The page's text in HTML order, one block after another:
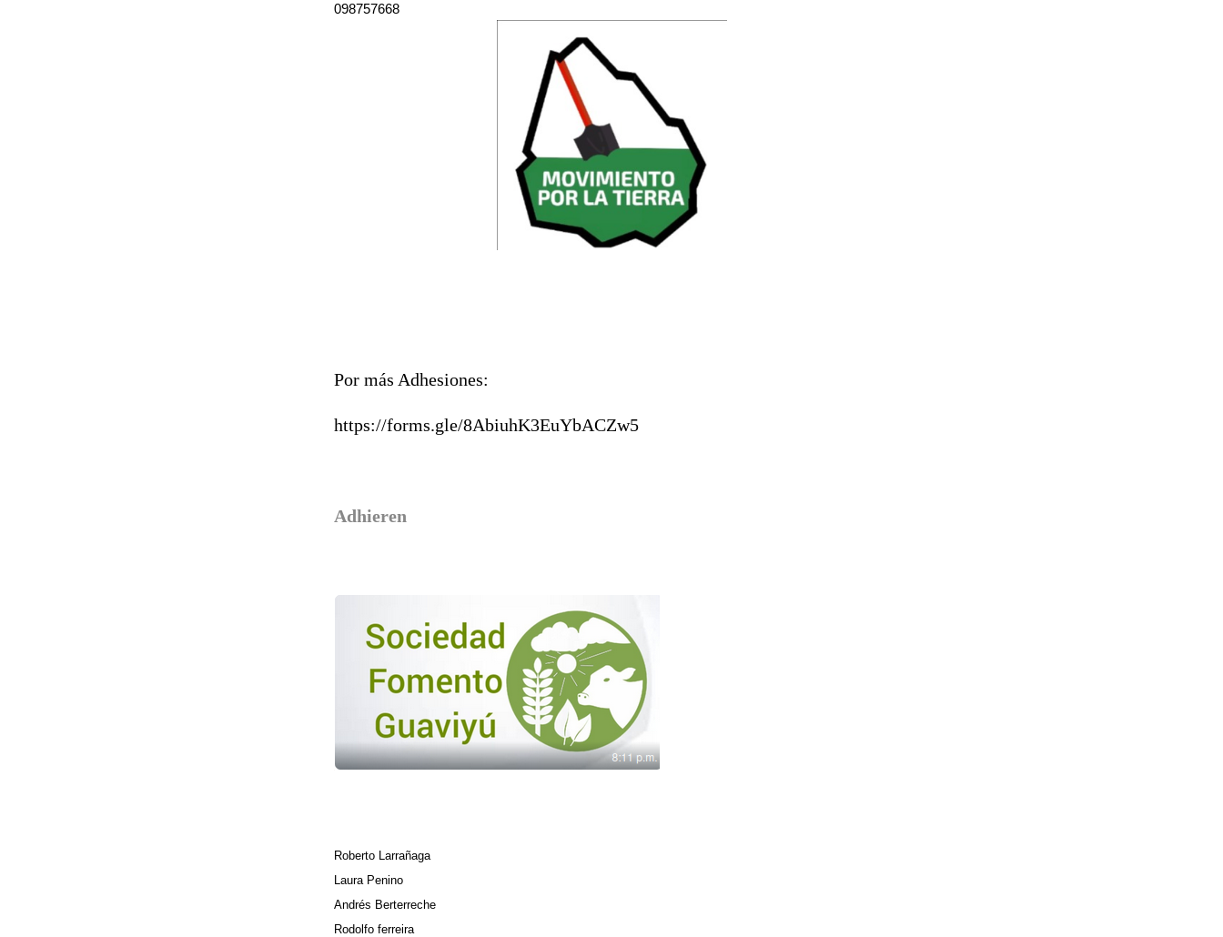
098757668
Por más Adhesiones:
https://forms.gle/8AbiuhK3EuYbACZw5
Adhieren
Roberto Larrañaga
Laura Penino
Andrés Berterreche
Rodolfo ferreira